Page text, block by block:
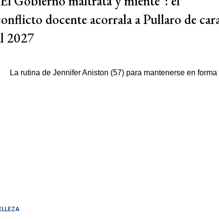
docente acorrala a Pullaro de
2027